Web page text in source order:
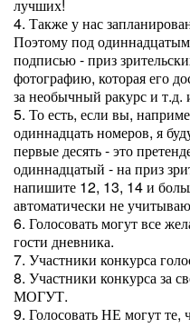
лучших!
4. Также у нас
Поэтому под
подписью - приз
фотографию, которая его
за необычный ракурс и т.д.
5. То есть, если вы,
одиннадцать номеров, я
первые десять - это
одиннадцатый - на приз
напишите 12, 13, 14 и
автоматически не
6. Голосовать могут все
гости дневника.
7. Участники конкурса
8. Участники конкурса за
МОГУТ.
9. Голосовать НЕ могут те,